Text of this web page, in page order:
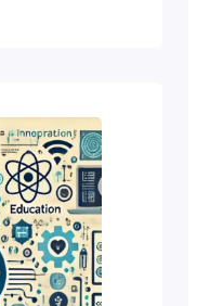
de EU moet
deze
over…